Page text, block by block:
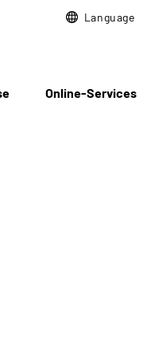
Language
Online-Services